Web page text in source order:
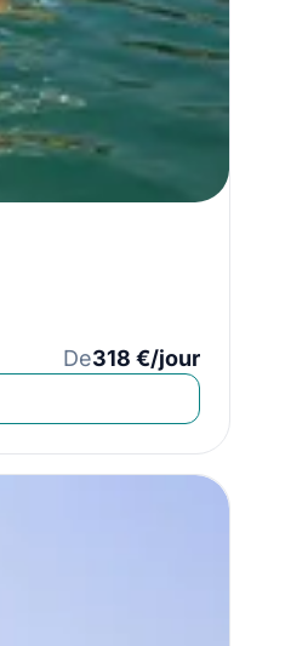
De318 €/jour